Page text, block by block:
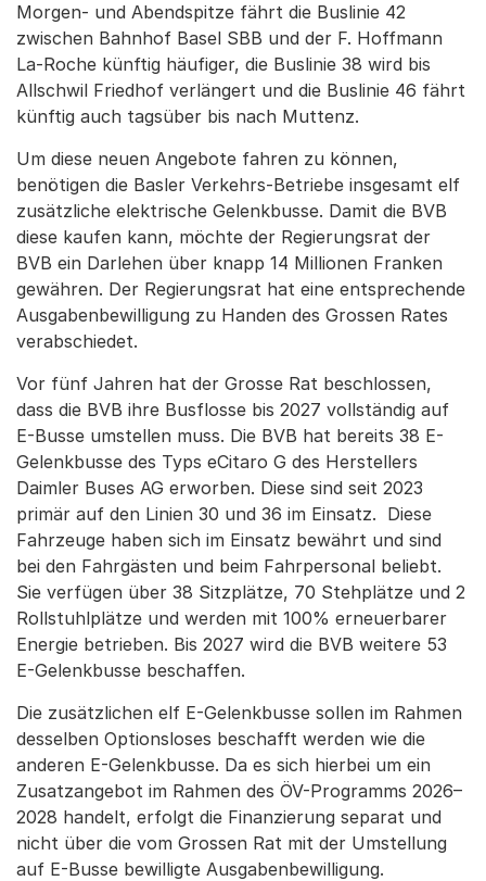
Morgen- und Abendspitze fährt die Buslinie 42
zwischen Bahnhof Basel SBB und der F. Hoffmann
La-Roche künftig häufiger, die Buslinie 38 wird bis
Allschwil Friedhof verlängert und die Buslinie 46 fährt
künftig auch tagsüber bis nach Muttenz.
Um diese neuen Angebote fahren zu können,
benötigen die Basler Verkehrs-Betriebe insgesamt elf
zusätzliche elektrische Gelenkbusse. Damit die BVB
diese kaufen kann, möchte der Regierungsrat der
BVB ein Darlehen über knapp 14 Millionen Franken
gewähren. Der Regierungsrat hat eine entsprechende
Ausgabenbewilligung zu Handen des Grossen Rates
verabschiedet.
Vor fünf Jahren hat der Grosse Rat beschlossen,
dass die BVB ihre Busflosse bis 2027 vollständig auf
E-Busse umstellen muss. Die BVB hat bereits 38 E-
Gelenkbusse des Typs eCitaro G des Herstellers
Daimler Buses AG erworben. Diese sind seit 2023
primär auf den Linien 30 und 36 im Einsatz. Diese
Fahrzeuge haben sich im Einsatz bewährt und sind
bei den Fahrgästen und beim Fahrpersonal beliebt.
Sie verfügen über 38 Sitzplätze, 70 Stehplätze und 2
Rollstuhlplätze und werden mit 100% erneuerbarer
Energie betrieben. Bis 2027 wird die BVB weitere 53
E-Gelenkbusse beschaffen.
Die zusätzlichen elf E-Gelenkbusse sollen im Rahmen
desselben Optionsloses beschafft werden wie die
anderen E-Gelenkbusse. Da es sich hierbei um ein
Zusatzangebot im Rahmen des ÖV-Programms 2026–
2028 handelt, erfolgt die Finanzierung separat und
nicht über die vom Grossen Rat mit der Umstellung
auf E-Busse bewilligte Ausgabenbewilligung.